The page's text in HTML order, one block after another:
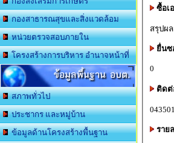
กองสาธารณสุขและสิ่งแวดล้อม
หน่วยตรวจสอบภายใน
โครงสร้างการบริหาร อำนาจหน้าที่
ข้อมูลพื้นฐาน อบต.
สภาพทั่วไป
ประชากร และหมู่บ้าน
ข้อมูลด้านโครงสร้างพื้นฐาน
ซื้อเ
ยื่นซ
0
ติดต่
ราย